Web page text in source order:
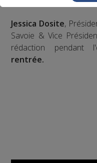
Jessica Dosite,
Savoie & Vice
rédaction pendant
rentrée.